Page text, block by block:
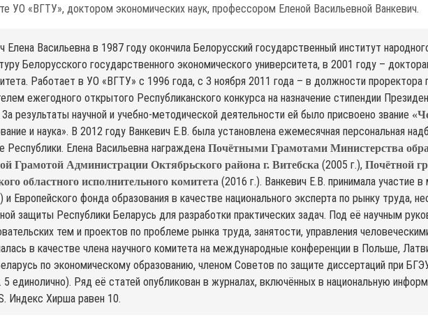
УО «ВГТУ», доктором экономических наук, профессором Еленой Васильевной Ванкевич.
Елена Васильевна в 1987 году окончила Белорусский государственный институт
Белорусского государственного экономического университета, в 2001 году –
Работает в УО «ВГТУ» с 1996 года, с 3 ноября 2011 года – в должности проректора
ежегодного открытого Республиканского конкурса на назначение стипендии
результаты научной и учебно-методической деятельности ей было присвоено звание
и наука». В 2012 году Ванкевич Е.В. была установлена ежемесячная персональная
Республики. Елена Васильевна награжденаПочётными Грамотами Министерства
Грамотой Администрации Октябрьского района г. Витебска (2005 г.),Почётной
областного исполнительного комитета (2016 г.). Ванкевич Е.В. принимала
Европейского фонда образования в качестве национального эксперта по рынку труда,
защиты Республики Беларусь для разработки практических задач. Под её научным
тем и проектов по проблеме рынка труда, занятости, управления
в качестве члена научного комитета на международные конференции в Польше,
по экономическому образованию, членом Советов по защите диссертаций при
единолично). Ряд её статей опубликован в журналах, включённых в национальную
Индекс Хирша равен 10.